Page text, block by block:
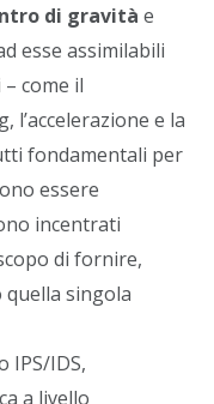
di gravità e
esse assimilabili
come il
l’accelerazione e la
fondamentali per
essere
incentrati
di fornire,
singola
IPS/IDS,
a livello